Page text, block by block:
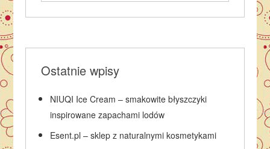
Ostatnie wpisy
NIUQI Ice Cream – smakowite błyszczyki
inspirowane zapachami lodów
Esent.pl – sklep z naturalnymi kosmetykami